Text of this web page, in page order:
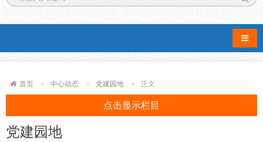
导航
首页 中心动态 党建园地 正文
点击显示栏目
党建园地